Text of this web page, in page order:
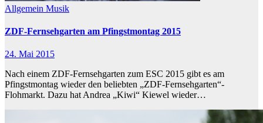
Allgemein Musik
ZDF-Fernsehgarten am Pfingstmontag 2015
24. Mai 2015
Nach einem ZDF-Fernsehgarten zum ESC 2015 gibt es am
Pfingstmontag wieder den beliebten „ZDF-Fernsehgarten“-
Flohmarkt. Dazu hat Andrea „Kiwi“ Kiewel wieder…